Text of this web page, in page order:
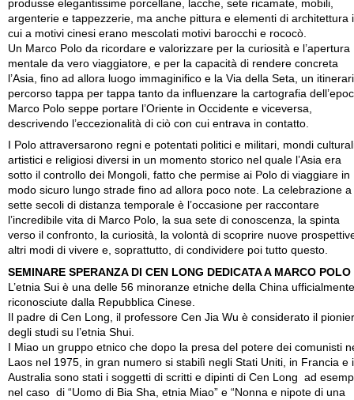
produsse elegantissime porcellane, lacche, sete ricamate, mobili,
argenterie e tappezzerie, ma anche pittura e elementi di architettura
cui a motivi cinesi erano mescolati motivi barocchi e rococò.
Un Marco Polo da ricordare e valorizzare per la curiosità e l’apertura
mentale da vero viaggiatore, e per la capacità di rendere concreta
l’Asia, fino ad allora luogo immaginifico e la Via della Seta, un
percorso tappa per tappa tanto da influenzare la cartografia
Marco Polo seppe portare l’Oriente in Occidente e viceversa,
descrivendo l’eccezionalità di ciò con cui entrava in contatto.
I Polo attraversarono regni e potentati politici e militari, mondi
artistici e religiosi diversi in un momento storico nel quale l’Asia era
sotto il controllo dei Mongoli, fatto che permise ai Polo di viaggiare in
modo sicuro lungo strade fino ad allora poco note. La celebrazione a
sette secoli di distanza temporale è l’occasione per raccontare
l’incredibile vita di Marco Polo, la sua sete di conoscenza, la spinta
verso il confronto, la curiosità, la volontà di scoprire nuove
altri modi di vivere e, soprattutto, di condividere poi tutto questo.
SEMINARE SPERANZA DI CEN LONG DEDICATA A MARCO POLO
L’etnia Sui è una delle 56 minoranze etniche della China ufficialmente
riconosciute dalla Repubblica Cinese.
Il padre di Cen Long, il professore Cen Jia Wu è considerato il
degli studi su l’etnia Shui.
I Miao un gruppo etnico che dopo la presa del potere dei comunisti
Laos nel 1975, in gran numero si stabilì negli Stati Uniti, in Francia e
Australia sono stati i soggetti di scritti e dipinti di Cen Long ad
nel caso di “Uomo di Bia Sha, etnia Miao” e “Nonna e nipote di una